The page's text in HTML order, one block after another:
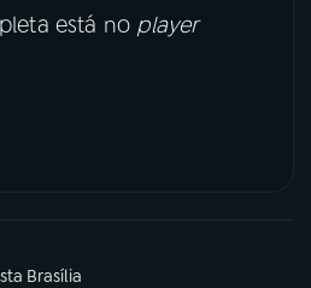
está no player
Brasília